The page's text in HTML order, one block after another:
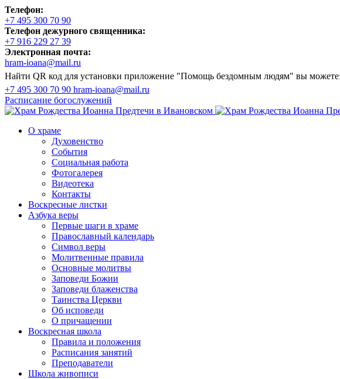
Телефон:
+7 495 300 70 90
Телефон дежурного священника:
+7 916 229 27 39
Электронная почта:
hram-ioana@mail.ru
Найти QR код для установки приложение "Помощь бездомным людям" вы можете:
+7 495 300 70 90 hram-ioana@mail.ru
Расписание богослужений
О храме
Духовенство
События
Социальная работа
Фотогалерея
Видеотека
Контакты
Воскресные листки
Азбука веры
Первые шаги в храме
Православный календарь
Символ веры
Молитвенные правила
Основные молитвы
Заповеди Божии
Заповеди блаженства
Таинства Церкви
Об исповеди
О причащении
Воскресная школа
Правила и положения
Расписания занятий
Преподаватели
Школа живописи